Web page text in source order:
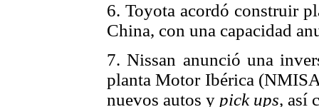
6. Toyota acordó construir
China, con una capacidad
7. Nissan anunció una
planta Motor Ibérica
nuevos autos y pick ups, así